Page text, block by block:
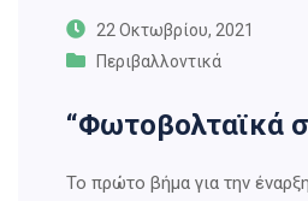
22 Οκτωβρίου, 2021
Περιβαλλοντικά
“Φωτοβολταϊκά
Το πρώτο βήμα για την